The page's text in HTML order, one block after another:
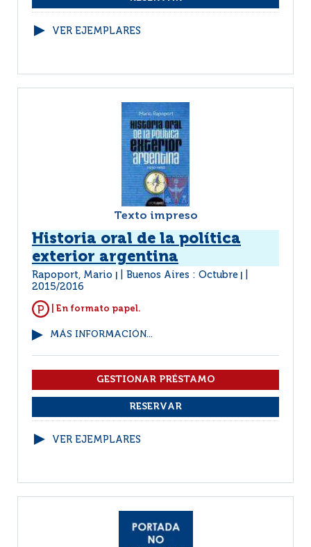
VER EJEMPLARES
Texto impreso
Historia oral de la política
exterior argentina
Rapoport, Mario Buenos Aires : Octubre
2015/2016
| En formato papel.
MÁS INFORMACIÓN...
VER EJEMPLARES